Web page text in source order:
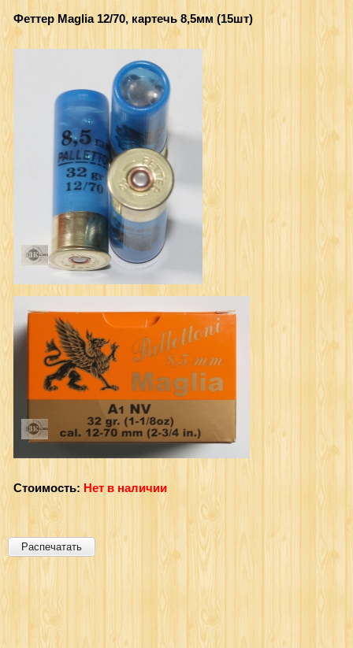
Феттер Maglia 12/70, картечь 8,5мм (15шт)
Стоимость: Нет в наличии
Распечатать